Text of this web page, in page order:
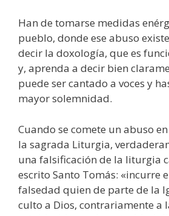
Han de tomarse medidas
pueblo, donde ese abuso
decir la doxología, que es
y, aprenda a decir bien
puede ser cantado a voces y
mayor solemnidad.
Cuando se comete un abuso
la sagrada Liturgia,
una falsificación de la liturgia
escrito Santo Tomás: «incurre
falsedad quien de parte de la
culto a Dios, contrariamente a